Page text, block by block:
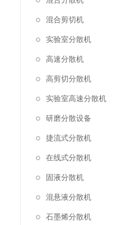
混合剪切机
实验室分散机
高速分散机
高剪切分散机
实验室高速分散机
研磨分散设备
捷流式分散机
在线式分散机
固液分散机
混悬液分散机
石墨烯分散机